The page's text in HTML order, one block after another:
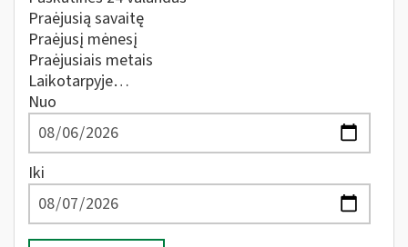
Praėjusią savaitę
Praėjusį mėnesį
Praėjusiais metais
Laikotarpyje…
Nuo
Iki